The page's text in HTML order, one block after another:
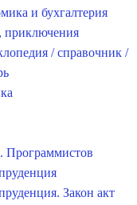
и бухгалтерия
/ справочник /
Закон акт